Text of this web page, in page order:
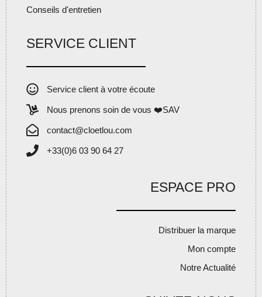
Conseils d'entretien
SERVICE CLIENT
Service client à votre écoute
Nous prenons soin de vous ❤️SAV
contact@cloetlou.com
+33(0)6 03 90 64 27
ESPACE PRO
Distribuer la marque
Mon compte
Notre Actualité